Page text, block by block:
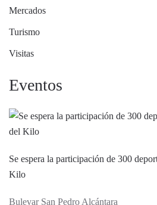
Mercados
Turismo
Visitas
Eventos
Se espera la participación de 300
Kilo
Bulevar San Pedro Alcántara